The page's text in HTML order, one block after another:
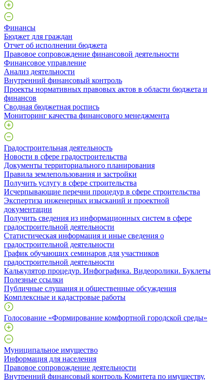
Финансы
Бюджет для граждан
Отчет об исполнении бюджета
Правовое сопровождение финансовой деятельности
Финансовое управление
Анализ деятельности
Внутренний финансовый контроль
Проекты нормативных правовых актов в области бюджета и
финансов
Сводная бюджетная роспись
Мониторинг качества финансового менеджмента
Градостроительная деятельность
Новости в сфере градостроительства
Документы территориального планирования
Правила землепользования и застройки
Получить услугу в сфере строительства
Исчерпывающие перечни процедур в сфере строительства
Экспертиза инженерных изысканий и проектной
документации
Получить сведения из информационных систем в сфере
градостроительной деятельности
Статистическая информация и иные сведения о
градостроительной деятельности
График обучающих семинаров для участников
градостроительной деятельности
Калькулятор процедур. Инфографика. Видеоролики. Буклеты
Полезные ссылки
Публичные слушания и общественные обсуждения
Комплексные и кадастровые работы
Голосование «Формирование комфортной городской среды»
Муниципальное имущество
Информация для населения
Правовое сопровождение деятельности
Внутренний финансовый контроль Комитета по имуществу,